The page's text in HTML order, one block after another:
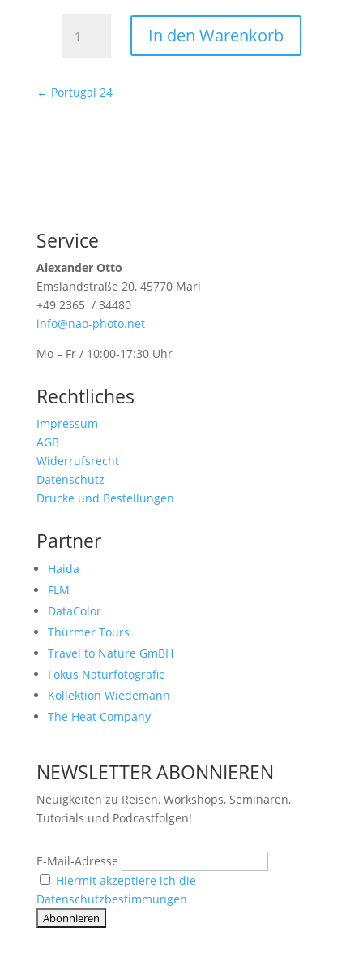
In den Warenkorb
← Portugal 24
Service
Alexander Otto
Emslandstraße 20, 45770 Marl
+49 2365 / 34480
info@nao-photo.net
Mo – Fr / 10:00-17:30 Uhr
Rechtliches
Impressum
AGB
Widerrufsrecht
Datenschutz
Drucke und Bestellungen
Partner
Haida
FLM
DataColor
Thürmer Tours
Travel to Nature GmBH
Fokus Naturfotografie
Kollektion Wiedemann
The Heat Company
NEWSLETTER ABONNIEREN
Neuigkeiten zu Reisen, Workshops, Seminaren,
Tutorials und Podcastfolgen!
E-Mail-Adresse
Hiermit akzeptiere ich die
Datenschutzbestimmungen